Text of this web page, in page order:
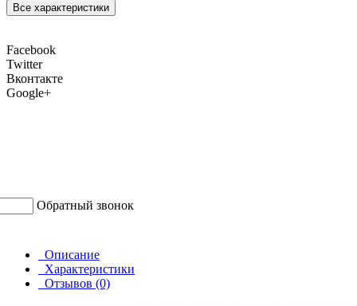
Все характеристики
Facebook
Twitter
Вконтакте
Google+
Обратный звонок
Описание
Характеристики
Отзывов (0)